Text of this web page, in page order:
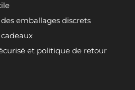
emballages discrets
et politique de retour